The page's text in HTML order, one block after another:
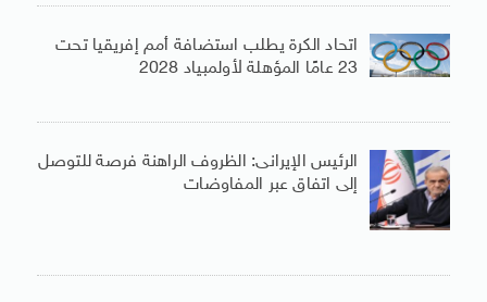
اتحاد الكرة يطلب استضافة أمم إفريقيا تحت
23 عامًا المؤهلة لأولمبياد 2028
الرئيس الإيرانى: الظروف الراهنة فرصة للتوصل
إلى اتفاق عبر المفاوضات